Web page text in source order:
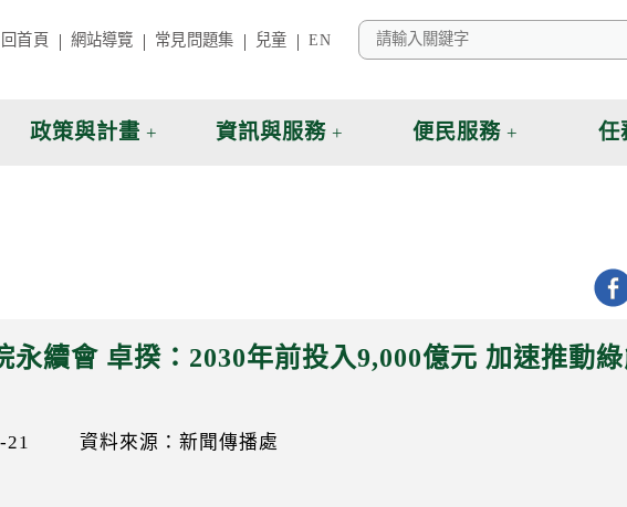
回首頁 網站導覽 常見問題集 兒童 EN
政策與計畫 資訊與服務 便民服務 任
永續會 卓揆：2030年前投入9,000億元 加速推動
21 資料來源：新聞傳播處